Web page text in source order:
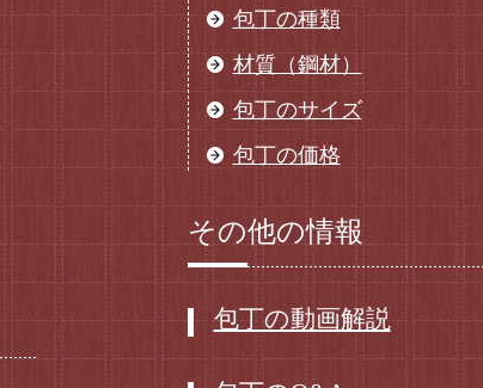
包丁の種類
材質（鋼材）
包丁のサイズ
包丁の価格
その他の情報
包丁の動画解説